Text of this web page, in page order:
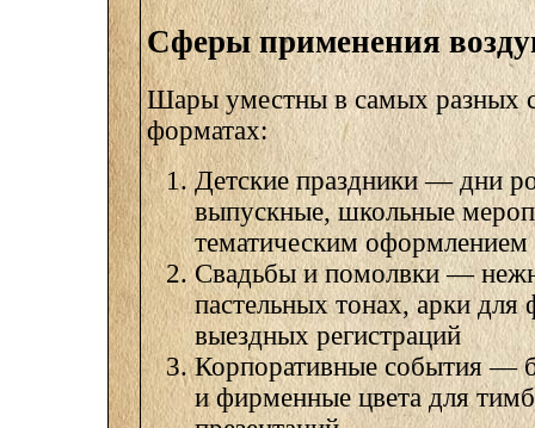
Сферы применения
Шары уместны в самых разных
форматах:
Детские праздники — дни
выпускные, школьные
тематическим оформлением
Свадьбы и помолвки —
пастельных тонах, арки для
выездных регистраций
Корпоративные события —
и фирменные цвета для